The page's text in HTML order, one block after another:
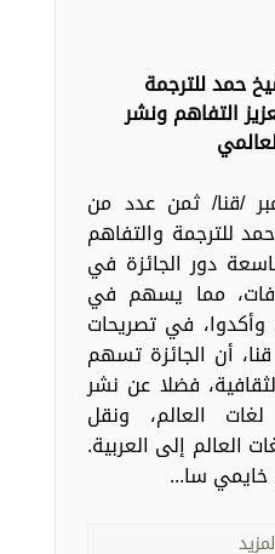
حمد للترجمة
التفاهم ونشر
13 ديسمبر /قنا/ ثمن عدد من
للترجمة والتفاهم
دور الجائزة في
مما يسهم في
وأكدوا، في تصريحات
قنا، أن الجائزة تسهم
فضلا عن نشر
العالم، ونقل
العالم إلى العربية.
خايمي سا...